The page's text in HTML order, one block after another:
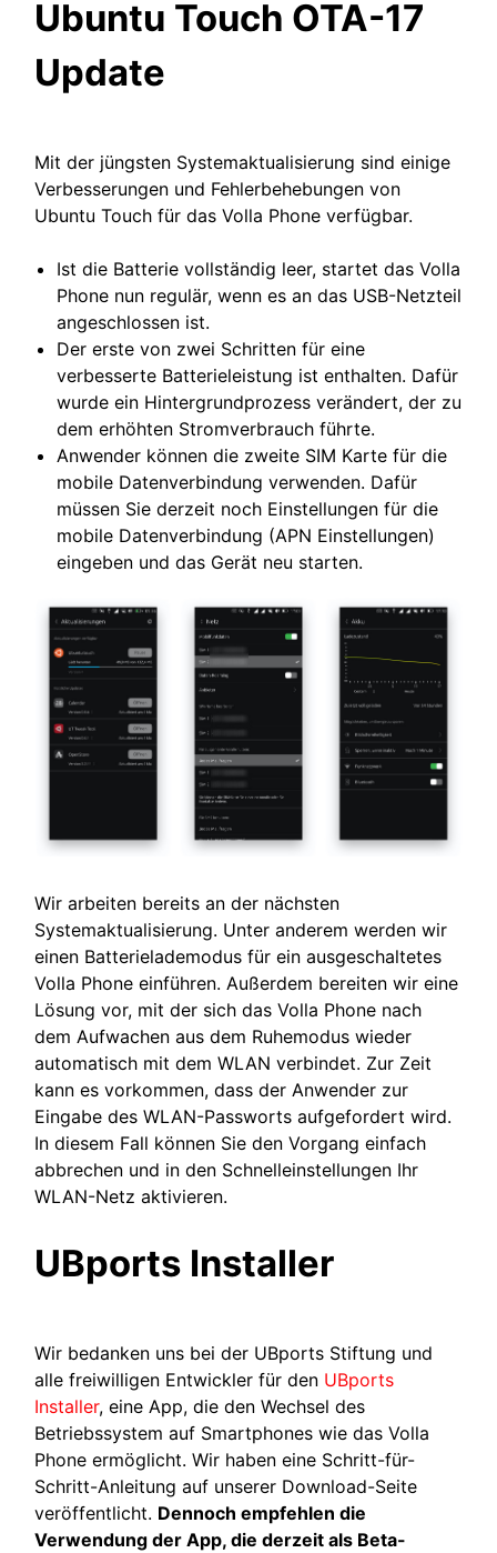
Ubuntu Touch OTA-17
Update
Mit der jüngsten Systemaktualisierung sind einige
Verbesserungen und Fehlerbehebungen von
Ubuntu Touch für das Volla Phone verfügbar.
Ist die Batterie vollständig leer, startet das Volla
Phone nun regulär, wenn es an das USB-Netzteil
angeschlossen ist.
Der erste von zwei Schritten für eine
verbesserte Batterieleistung ist enthalten. Dafür
wurde ein Hintergrundprozess verändert, der zu
dem erhöhten Stromverbrauch führte.
Anwender können die zweite SIM Karte für die
mobile Datenverbindung verwenden. Dafür
müssen Sie derzeit noch Einstellungen für die
mobile Datenverbindung (APN Einstellungen)
eingeben und das Gerät neu starten.
Wir arbeiten bereits an der nächsten
Systemaktualisierung. Unter anderem werden wir
einen Batterielademodus für ein ausgeschaltetes
Volla Phone einführen. Außerdem bereiten wir eine
Lösung vor, mit der sich das Volla Phone nach
dem Aufwachen aus dem Ruhemodus wieder
automatisch mit dem WLAN verbindet. Zur Zeit
kann es vorkommen, dass der Anwender zur
Eingabe des WLAN-Passworts aufgefordert wird.
In diesem Fall können Sie den Vorgang einfach
abbrechen und in den Schnelleinstellungen Ihr
WLAN-Netz aktivieren.
UBports Installer
Wir bedanken uns bei der UBports Stiftung und
alle freiwilligen Entwickler für den UBports
Installer, eine App, die den Wechsel des
Betriebssystem auf Smartphones wie das Volla
Phone ermöglicht. Wir haben eine Schritt-für-
Schritt-Anleitung auf unserer Download-Seite
veröffentlicht. Dennoch empfehlen die
Verwendung der App, die derzeit als Beta-